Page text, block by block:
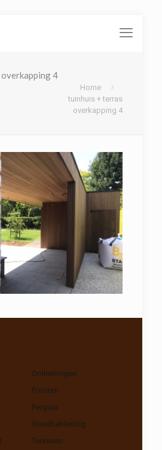
4
Home
tuinhuis + terras
overkapping 4
Omheiningen
Poorten
Pergola
Gevelbekleding
Terassen